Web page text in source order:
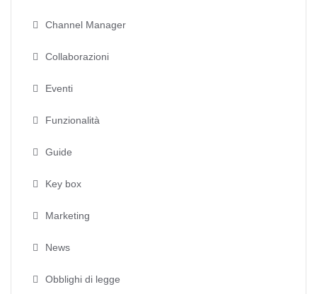
Channel Manager
Collaborazioni
Eventi
Funzionalità
Guide
Key box
Marketing
News
Obblighi di legge